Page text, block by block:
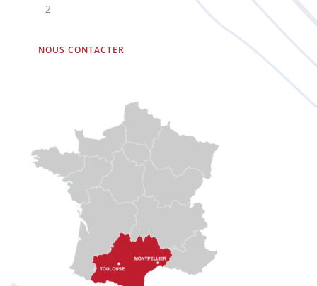
2
NOUS CONTACTER